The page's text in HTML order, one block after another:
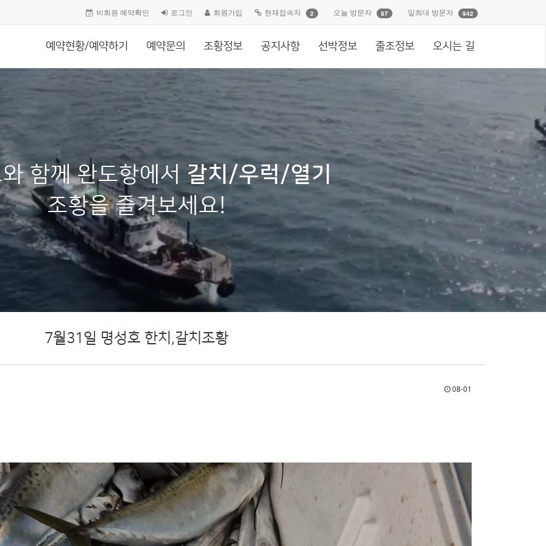
비회원 예약확인 로그인 회원가입 현재접속자 2 오늘 방문자 87 일최대 방문자 942
예약현황/예약하기 예약문의 조황정보 공지사항 선박정보 출조정보 오시는 길
함께 완도항에서 갈치/우럭/열기
조황을 즐겨보세요!
7월31일 명성호 한치,갈치조황
08-01